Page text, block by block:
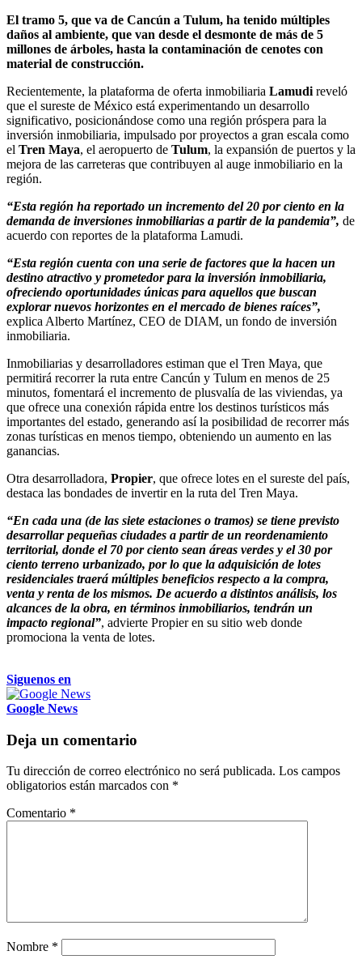
El tramo 5, que va de Cancún a Tulum, ha tenido múltiples
daños al ambiente, que van desde el desmonte de más de 5
millones de árboles, hasta la contaminación de cenotes con
material de construcción.
Recientemente, la plataforma de oferta inmobiliaria Lamudi reveló
que el sureste de México está experimentando un desarrollo
significativo, posicionándose como una región próspera para la
inversión inmobiliaria, impulsado por proyectos a gran escala como
el Tren Maya, el aeropuerto de Tulum, la expansión de puertos y la
mejora de las carreteras que contribuyen al auge inmobiliario en la
región.
“Esta región ha reportado un incremento del 20 por ciento en la
demanda de inversiones inmobiliarias a partir de la pandemia”, de
acuerdo con reportes de la plataforma Lamudi.
“Esta región cuenta con una serie de factores que la hacen un
destino atractivo y prometedor para la inversión inmobiliaria,
ofreciendo oportunidades únicas para aquellos que buscan
explorar nuevos horizontes en el mercado de bienes raíces”,
explica Alberto Martínez, CEO de DIAM, un fondo de inversión
inmobiliaria.
Inmobiliarias y desarrolladores estiman que el Tren Maya, que
permitirá recorrer la ruta entre Cancún y Tulum en menos de 25
minutos, fomentará el incremento de plusvalía de las viviendas, ya
que ofrece una conexión rápida entre los destinos turísticos más
importantes del estado, generando así la posibilidad de recorrer más
zonas turísticas en menos tiempo, obteniendo un aumento en las
ganancias.
Otra desarrolladora, Propier, que ofrece lotes en el sureste del país,
destaca las bondades de invertir en la ruta del Tren Maya.
“En cada una (de las siete estaciones o tramos) se tiene previsto
desarrollar pequeñas ciudades a partir de un reordenamiento
territorial, donde el 70 por ciento sean áreas verdes y el 30 por
ciento terreno urbanizado, por lo que la adquisición de lotes
residenciales traerá múltiples beneficios respecto a la compra,
venta y renta de los mismos. De acuerdo a distintos análisis, los
alcances de la obra, en términos inmobiliarios, tendrán un
impacto regional”, advierte Propier en su sitio web donde
promociona la venta de lotes.
Siguenos en
Google News
Deja un comentario
Tu dirección de correo electrónico no será publicada. Los campos
obligatorios están marcados con *
Comentario *
Nombre *